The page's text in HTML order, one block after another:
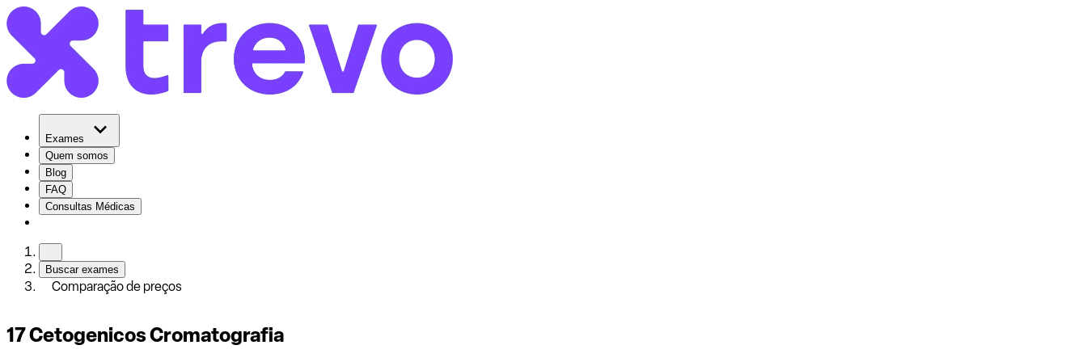
Exames
Quem somos
Blog
FAQ
Consultas Médicas
Buscar exames
Comparação de preços
17 Cetogenicos Cromatografia